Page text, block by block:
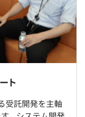
使用）
、自動車税、関節
など）
す。
ト
受託開発を主軸